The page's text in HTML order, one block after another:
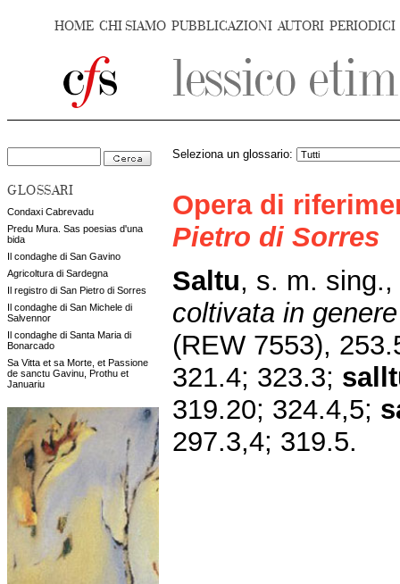
HOME CHI SIAMO PUBBLICAZIONI AUTORI PERIODICI
GLOSSARI
Condaxi Cabrevadu
Predu Mura. Sas poesias d'una
bida
Il condaghe di San Gavino
Agricoltura di Sardegna
Il registro di San Pietro di Sorres
Il condaghe di San Michele di
Salvennor
Il condaghe di Santa Maria di
Bonarcado
Sa Vitta et sa Morte, et Passione
de sanctu Gavinu, Prothu et
Januariu
Seleziona un glossario:
Opera di
Pietro di Sorres
Saltu, s. m. sing.,
coltivata in
(REW 7553),
321.4; 323.3;
319.20; 324.4,5;
297.3,4; 319.5.